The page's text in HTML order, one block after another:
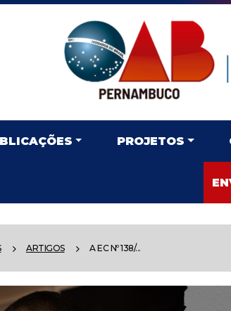
PROJETOS
ARTIGOS A EC Nº 138/...